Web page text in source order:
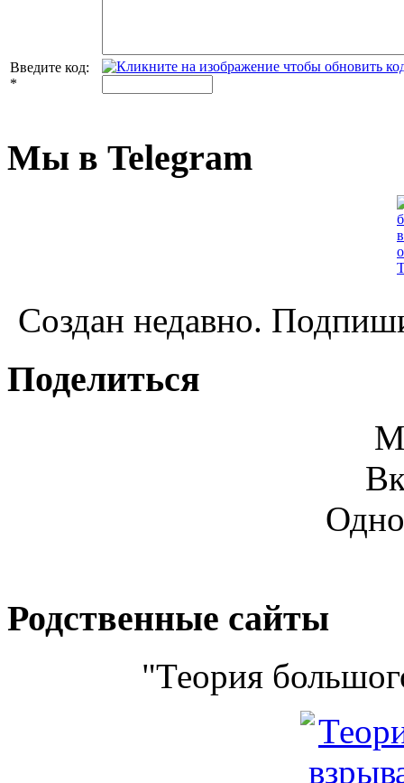
Введите код:
*
Мы в Telegram
Создан недавно.
Поделиться
Родственные сайты
"Теория